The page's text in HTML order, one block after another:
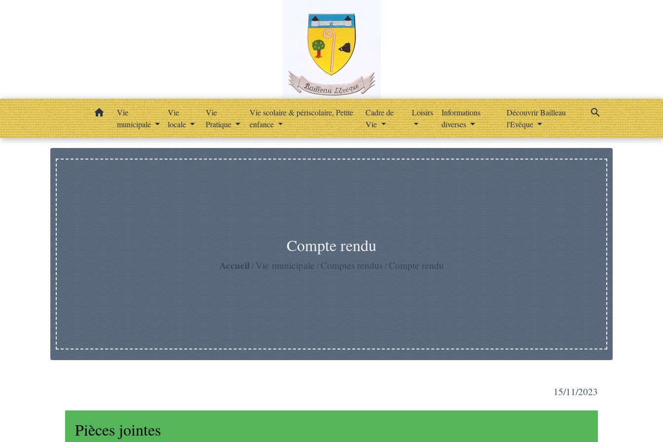
home
Vie
municipale
Vie
locale
Vie
Pratique
Vie scolaire & périscolaire, Petite
enfance
Cadre de
Vie
Loisirs
Informations
diverses
Découvrir Bailleau
l'Evêque
search
Compte rendu
Accueil / Vie municipale / Comptes rendus/ Compte rendu
15/11/2023
Pièces jointes